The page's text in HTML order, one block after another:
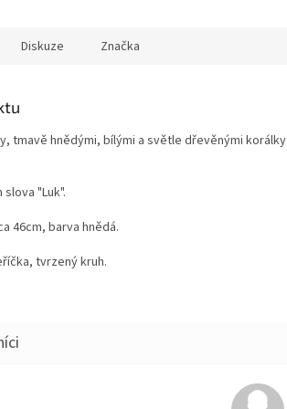
Diskuze Značka
tmavě hnědými, bílými a světle dřevěnými
"Luk".
46cm, barva hnědá.
tvrzený kruh.